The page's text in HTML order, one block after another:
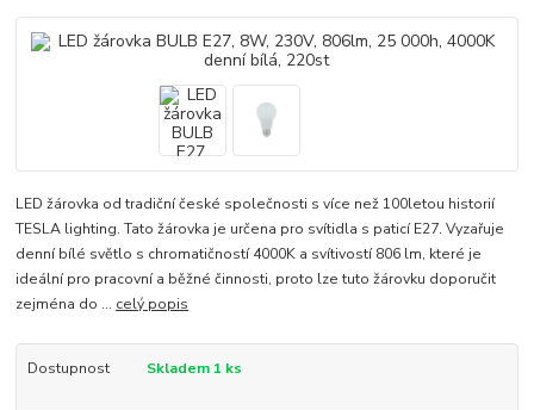
LED žárovka od tradiční české společnosti s více než 100letou historií
TESLA lighting. Tato žárovka je určena pro svítidla s paticí E27. Vyzařuje
denní bílé světlo s chromatičností 4000K a svítivostí 806 lm, které je
ideální pro pracovní a běžné činnosti, proto lze tuto žárovku doporučit
zejména do ... celý popis
Dostupnost Skladem 1 ks